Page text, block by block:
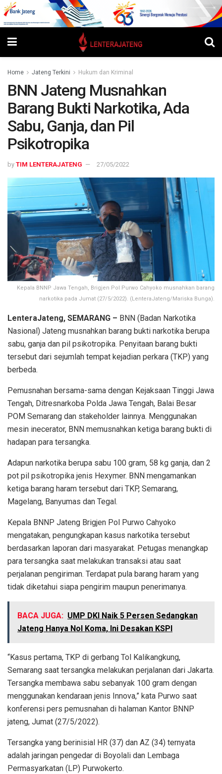
Home Jateng Terkini Hukum dan Kriminal
BNN Jateng Musnahkan
Barang Bukti Narkotika, Ada
Sabu, Ganja, dan Pil
Psikotropika
by TIM LENTERAJATENG 27/05/2022
Kepala BNNP Jawa Tengah, Brigjen Pol Purwo Cahyoko musnahkan barang
narkotika pada Jumat (27/5/2022). (LenteraJateng/Mariska Bunga).
LenteraJateng, SEMARANG – BNN (Badan Narkotika
Nasional) Jateng musnahkan barang bukti narkotika berupa
sabu, ganja dan pil psikotropika. Penyitaan barang bukti
tersebut dari sejumlah tempat kejadian perkara (TKP) yang
berbeda.
Pemusnahan bersama-sama dengan Kejaksaan Tinggi Jawa
Tengah, Ditresnarkoba Polda Jawa Tengah, Balai Besar
POM Semarang dan stakeholder lainnya. Menggunakan
mesin inecerator, BNN memusnahkan ketiga barang bukti di
hadapan para tersangka.
Adapun narkotika berupa sabu 100 gram, 58 kg ganja, dan 2
pot pil psikotropika jenis Hexymer. BNN mengamankan
ketiga barang haram tersebut dari TKP, Semarang,
Magelang, Banyumas dan Tegal.
Kepala BNNP Jateng Brigjen Pol Purwo Cahyoko
mengatakan, pengungkapan kasus narkotika tersebut
berdasarkan laporan dari masyarakat. Petugas menangkap
para tersangka saat melakukan transaksi atau saat
perjalanan pengiriman. Terdapat pula barang haram yang
tidak diketahui siapa pengirim maupun penerimanya.
BACA JUGA: UMP DKI Naik 5 Persen Sedangkan
Jateng Hanya Nol Koma, Ini Desakan KSPI
“Kasus pertama, TKP di gerbang Tol Kalikangkung,
Semarang saat tersangka melakukan perjalanan dari Jakarta.
Tersangka membawa sabu sebanyak 100 gram dengan
menggunakan kendaraan jenis Innova,” kata Purwo saat
konferensi pers pemusnahan di halaman Kantor BNNP
jateng, Jumat (27/5/2022).
Tersangka yang berinisial HR (37) dan AZ (34) ternyata
adalah jaringan pengedar di Boyolali dan Lembaga
Permasyarkatan (LP) Purwokerto.